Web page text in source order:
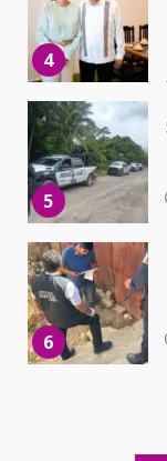
5
6
7